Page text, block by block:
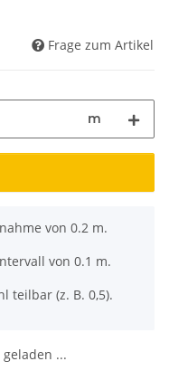
Frage zum Artikel
m
von 0.2 m.
von 0.1 m.
teilbar (z. B. 0,5).
...